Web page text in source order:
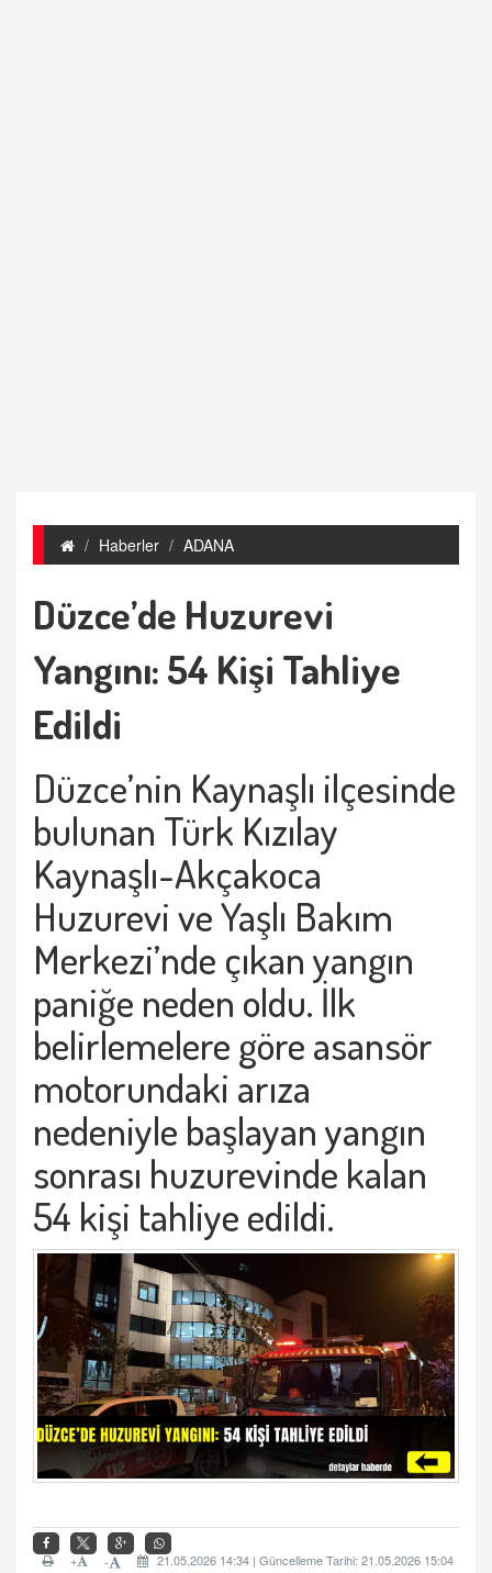
Haberler ADANA
Düzce’de Huzurevi
Yangını: 54 Kişi Tahliye
Edildi
Düzce’nin Kaynaşlı ilçesinde
bulunan Türk Kızılay
Kaynaşlı-Akçakoca
Huzurevi ve Yaşlı Bakım
Merkezi’nde çıkan yangın
paniğe neden oldu. İlk
belirlemelere göre asansör
motorundaki arıza
nedeniyle başlayan yangın
sonrası huzurevinde kalan
54 kişi tahliye edildi.
21.05.2026 14:34 | Güncelleme Tarihi: 21.05.2026 15:04
-
+